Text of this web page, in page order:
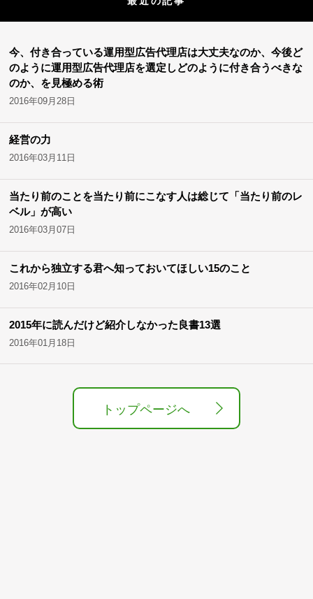
今、付き合っている運用型広告代理店は大丈夫なのか、今後ど
のように運用型広告代理店を選定しどのように付き合うべきな
のか、を見極める術
2016年09月28日
経営の力
2016年03月11日
当たり前のことを当たり前にこなす人は総じて「当たり前のレ
ベル」が高い
2016年03月07日
これから独立する君へ知っておいてほしい15のこと
2016年02月10日
2015年に読んだけど紹介しなかった良書13選
2016年01月18日
トップページへ